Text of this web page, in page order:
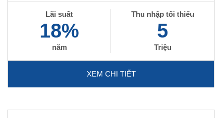
Lãi suất
18%
năm
Thu nhập tối thiểu
5
Triệu
XEM CHI TIẾT